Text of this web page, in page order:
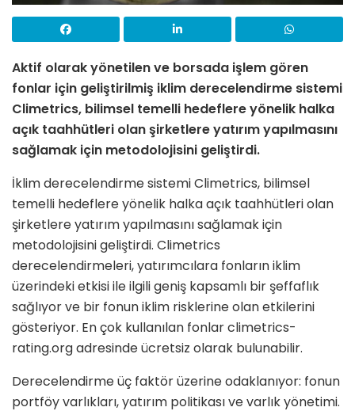
Aktif olarak yönetilen ve borsada işlem gören
fonlar için geliştirilmiş iklim derecelendirme sistemi
Climetrics, bilimsel temelli hedeflere yönelik halka
açık taahhütleri olan şirketlere yatırım yapılmasını
sağlamak için metodolojisini geliştirdi.
İklim derecelendirme sistemi Climetrics, bilimsel
temelli hedeflere yönelik halka açık taahhütleri olan
şirketlere yatırım yapılmasını sağlamak için
metodolojisini geliştirdi. Climetrics
derecelendirmeleri, yatırımcılara fonların iklim
üzerindeki etkisi ile ilgili geniş kapsamlı bir şeffaflık
sağlıyor ve bir fonun iklim risklerine olan etkilerini
gösteriyor. En çok kullanılan fonlar climetrics-
rating.org adresinde ücretsiz olarak bulunabilir.
Derecelendirme üç faktör üzerine odaklanıyor: fonun
portföy varlıkları, yatırım politikası ve varlık yönetimi.